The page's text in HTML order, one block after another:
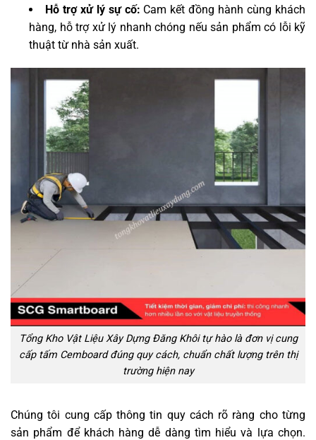
Hỗ trợ xử lý sự cố: Cam kết đồng hành cùng khách
hàng, hỗ trợ xử lý nhanh chóng nếu sản phẩm có lỗi kỹ
thuật từ nhà sản xuất.
Tổng Kho Vật Liệu Xây Dựng Đăng Khôi tự hào là đơn vị cung
cấp tấm Cemboard đúng quy cách, chuẩn chất lượng trên thị
trường hiện nay
Chúng tôi cung cấp thông tin quy cách rõ ràng cho từng
sản phẩm để khách hàng dễ dàng tìm hiểu và lựa chọn.